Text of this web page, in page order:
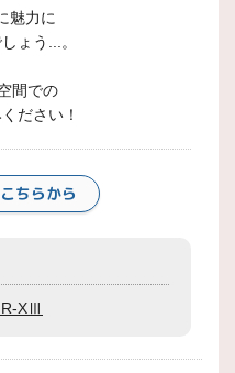
魅力に
ょう...。
間での
ださい！
ちらから
XⅢ